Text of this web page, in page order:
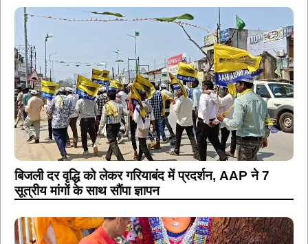
बिजली दर वृद्धि को लेकर गरियाबंद में प्रदर्शन, AAP ने 7
सूत्रीय मांगों के साथ सौंपा ज्ञापन